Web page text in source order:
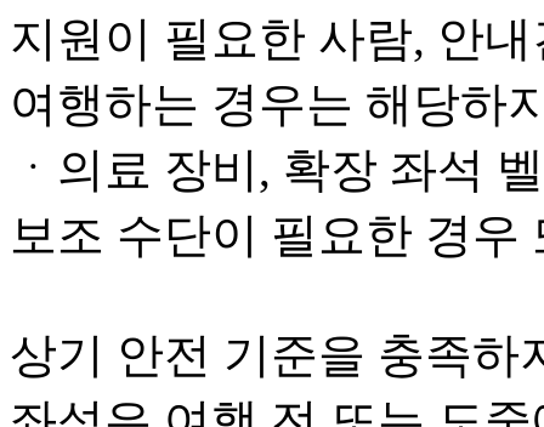
지원이 필요한 사람, 안
여행하는 경우는 해당하
ㆍ의료 장비, 확장 좌석
보조 수단이 필요한 경
상기 안전 기준을 충족하